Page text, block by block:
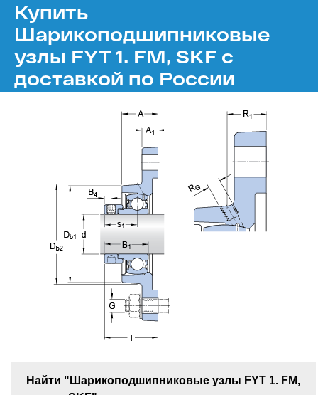
Купить
Шарикоподшипниковые
узлы FYT 1. FM, SKF с
доставкой по России
Найти "Шарикоподшипниковые узлы FYT 1. FM,